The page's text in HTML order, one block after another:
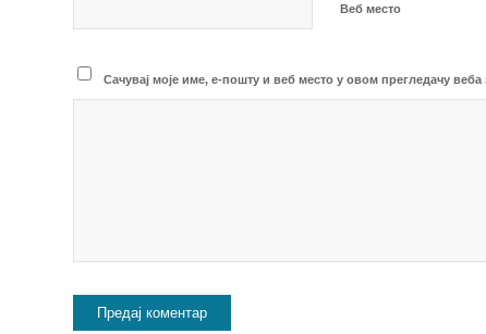
Веб место
Сачувај моје име, е-пошту и веб место у овом прегледачу